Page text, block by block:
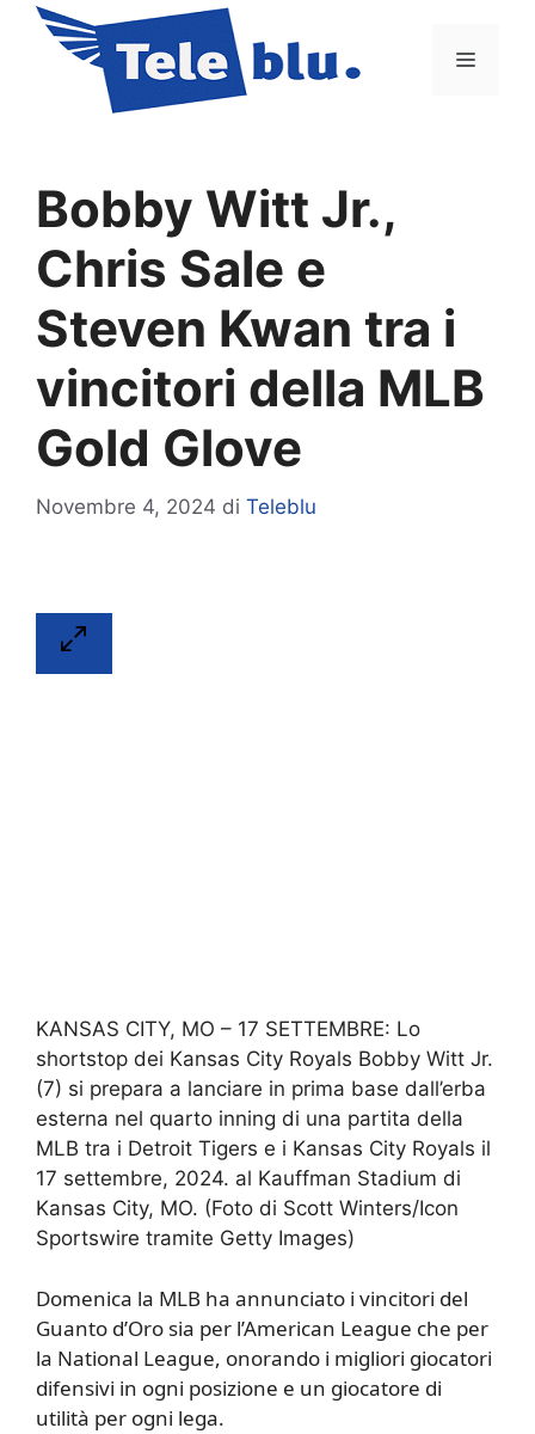
contenuto
Menu
Bobby Witt Jr.,
Chris Sale e
Steven Kwan tra i
vincitori della MLB
Gold Glove
Novembre 4, 2024 di Teleblu
KANSAS CITY, MO – 17 SETTEMBRE: Lo
shortstop dei Kansas City Royals Bobby Witt Jr.
(7) si prepara a lanciare in prima base dall’erba
esterna nel quarto inning di una partita della
MLB tra i Detroit Tigers e i Kansas City Royals il
17 settembre, 2024. al Kauffman Stadium di
Kansas City, MO. (Foto di Scott Winters/Icon
Sportswire tramite Getty Images)
Domenica la MLB ha annunciato i vincitori del
Guanto d’Oro sia per l’American League che per
la National League, onorando i migliori giocatori
difensivi in ​​ogni posizione e un giocatore di
utilità per ogni lega.